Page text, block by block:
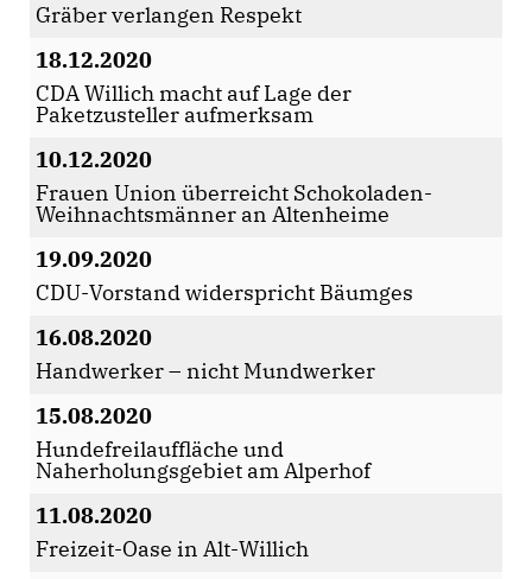
Gräber verlangen Respekt
18.12.2020
CDA Willich macht auf Lage der
Paketzusteller aufmerksam
10.12.2020
Frauen Union überreicht Schokoladen-
Weihnachtsmänner an Altenheime
19.09.2020
CDU-Vorstand widerspricht Bäumges
16.08.2020
Handwerker – nicht Mundwerker
15.08.2020
Hundefreilauffläche und
Naherholungsgebiet am Alperhof
11.08.2020
Freizeit-Oase in Alt-Willich